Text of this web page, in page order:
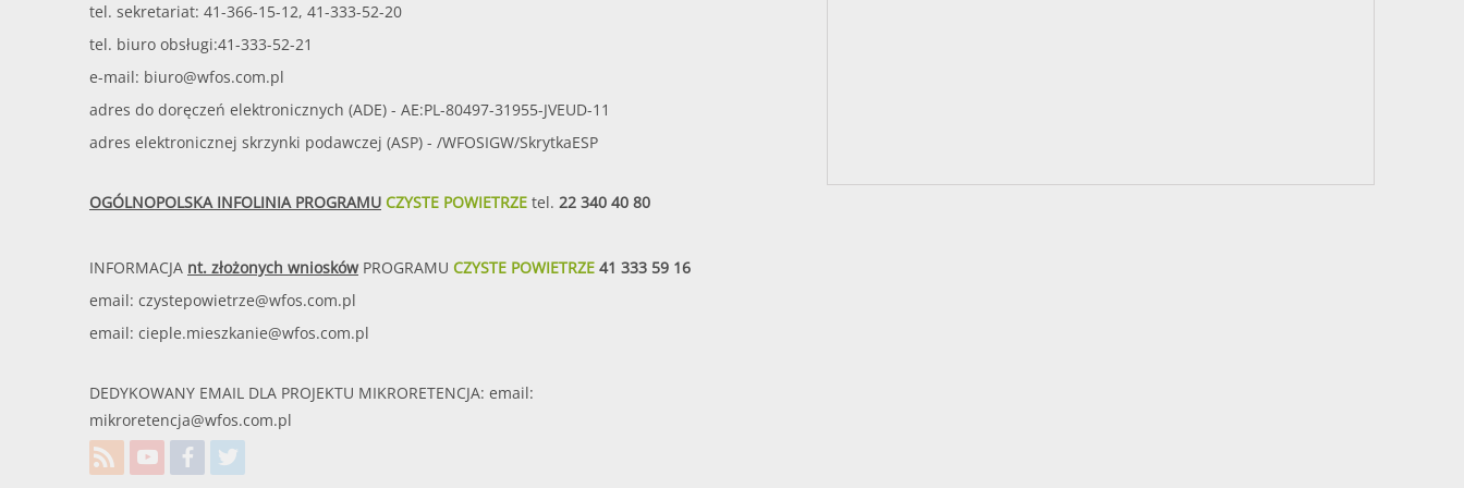
tel. sekretariat: 41-366-15-12, 41-333-52-20
tel. biuro obsługi:41-333-52-21
e-mail: biuro@wfos.com.pl
adres do doręczeń elektronicznych (ADE) - AE:PL-80497-31955-JVEUD-11
adres elektronicznej skrzynki podawczej (ASP) - /WFOSIGW/SkrytkaESP
OGÓLNOPOLSKA INFOLINIA PROGRAMU CZYSTE POWIETRZE tel. 22 340 40 80
INFORMACJA nt. złożonych wniosków PROGRAMU CZYSTE POWIETRZE 41 333 59 16
email: czystepowietrze@wfos.com.pl
email: cieple.mieszkanie@wfos.com.pl
DEDYKOWANY EMAIL DLA PROJEKTU MIKRORETENCJA: email:
mikroretencja@wfos.com.pl